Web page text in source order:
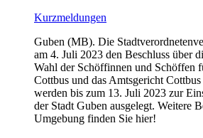
Kurzmeldungen
Guben (MB). Die
am 4. Juli 2023 den Beschluss über
Wahl der Schöffinnen und Schöffen
Cottbus und das Amtsgericht
werden bis zum 13. Juli 2023 zur
der Stadt Guben ausgelegt. Weitere
Umgebung finden Sie hier!